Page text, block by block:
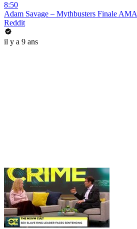
8:50
Adam Savage – Mythbusters Finale AMA
Reddit
il y a 9 ans